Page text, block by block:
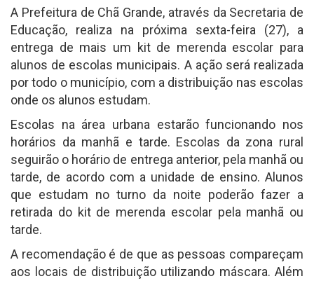
A Prefeitura de Chã Grande, através da Secretaria de
Educação, realiza na próxima sexta-feira (27), a
entrega de mais um kit de merenda escolar para
alunos de escolas municipais. A ação será realizada
por todo o município, com a distribuição nas escolas
onde os alunos estudam.
Escolas na área urbana estarão funcionando nos
horários da manhã e tarde. Escolas da zona rural
seguirão o horário de entrega anterior, pela manhã ou
tarde, de acordo com a unidade de ensino. Alunos
que estudam no turno da noite poderão fazer a
retirada do kit de merenda escolar pela manhã ou
tarde.
A recomendação é de que as pessoas compareçam
aos locais de distribuição utilizando máscara. Além